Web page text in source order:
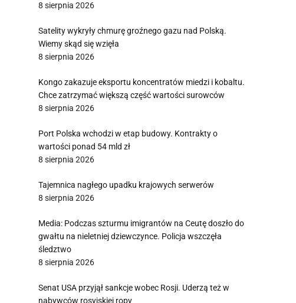
8 sierpnia 2026
Satelity wykryły chmurę groźnego gazu nad Polską.
Wiemy skąd się wzięła
8 sierpnia 2026
Kongo zakazuje eksportu koncentratów miedzi i kobaltu.
Chce zatrzymać większą część wartości surowców
8 sierpnia 2026
Port Polska wchodzi w etap budowy. Kontrakty o
wartości ponad 54 mld zł
8 sierpnia 2026
Tajemnica nagłego upadku krajowych serwerów
8 sierpnia 2026
Media: Podczas szturmu imigrantów na Ceutę doszło do
gwałtu na nieletniej dziewczynce. Policja wszczęła
śledztwo
8 sierpnia 2026
Senat USA przyjął sankcje wobec Rosji. Uderzą też w
nabywców rosyjskiej ropy